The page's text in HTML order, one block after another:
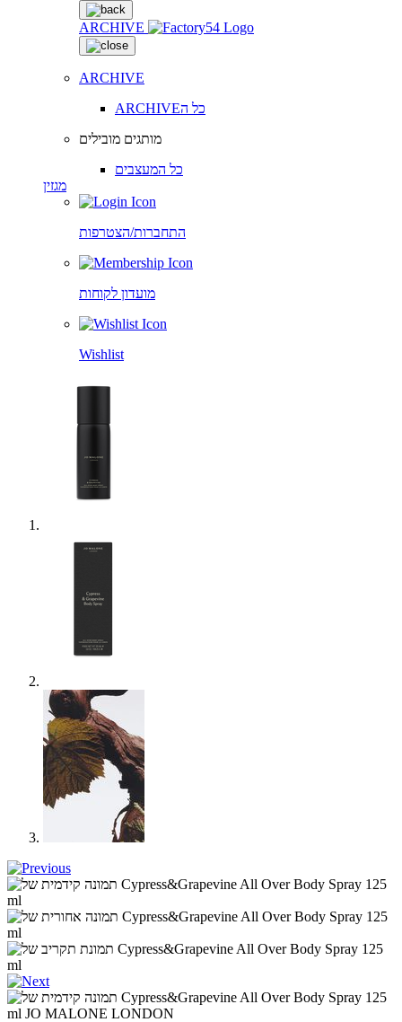
ARCHIVE
ARCHIVE
ARCHIVEכל ה
מותגים מובילים
כל המעצבים
מגזין
התחברות/הצטרפות
מועדון לקוחות
Wishlist